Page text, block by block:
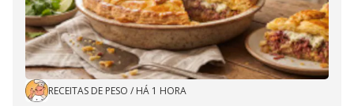
RECEITAS DE PESO / HÁ 1 HORA